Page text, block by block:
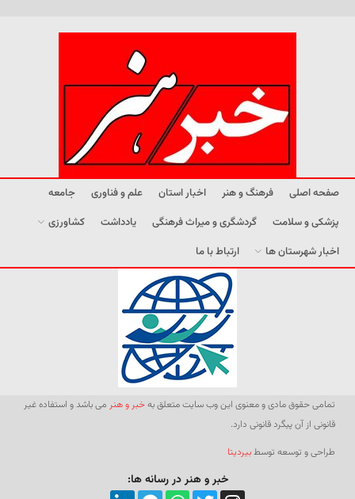
صفحه اصلی فرهنگ و هنر اخبار استان علم و فناوری
جامعه
پزشکی و سلامت
گردشگری و میراث فرهنگی یادداشت
کشاورزی
اخبار شهرستان ها
ارتباط با ما
تمامی حقوق مادی و معنوی این وب سایت متعلق بهخبر و هنر می باشد و استفاده غیر
قانونی از آن پیگرد قانونی دارد.
طراحی و توسعه توسطبیردیتا
خبر و هنر در رسانه ها: